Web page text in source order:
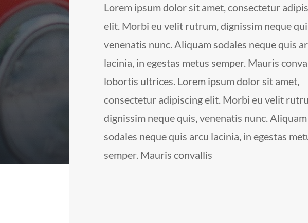
Lorem ipsum dolor sit amet, consectetur
elit. Morbi eu velit rutrum, dignissim neque
venenatis nunc. Aliquam sodales neque quis
lacinia, in egestas metus semper. Mauris
lobortis ultrices. Lorem ipsum dolor sit amet,
consectetur adipiscing elit. Morbi eu velit
dignissim neque quis, venenatis nunc. Aliquam
sodales neque quis arcu lacinia, in egestas
semper. Mauris convallis